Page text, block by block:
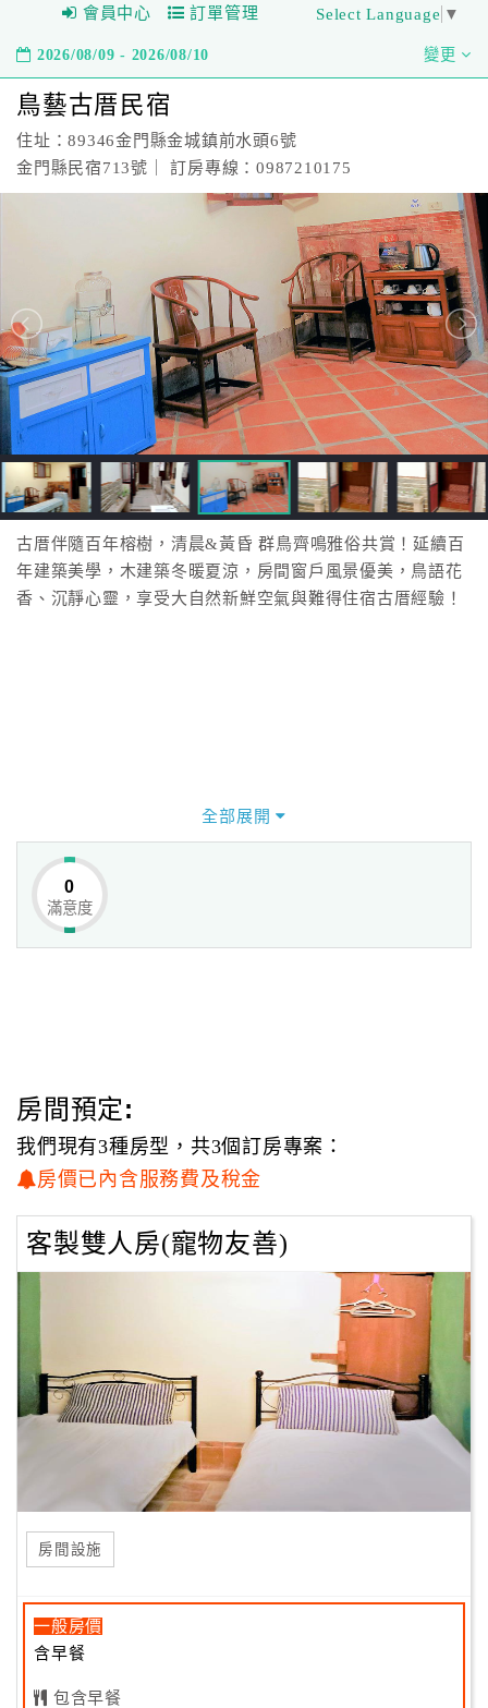
會員中心 訂單管理 Select Language ▼
2026/08/09 - 2026/08/10 變更
鳥藝古厝民宿
住址：89346金門縣金城鎮前水頭6號
金門縣民宿713號｜ 訂房專線：0987210175
古厝伴隨百年榕樹，清晨&黃昏 群鳥齊鳴雅俗共賞！延續百
年建築美學，木建築冬暖夏涼，房間窗戶風景優美，鳥語花
香、沉靜心靈，享受大自然新鮮空氣與難得住宿古厝經驗！
全部展開
0
滿意度
房間預定:
我們現有3種房型，共3個訂房專案：
房價已內含服務費及稅金
客製雙人房(寵物友善)
房間設施
一般房價
含早餐
包含早餐